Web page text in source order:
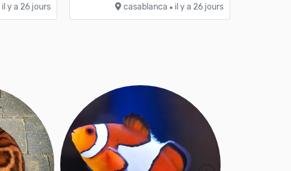
il y a 26 jours casablanca ● il y a 26 jours